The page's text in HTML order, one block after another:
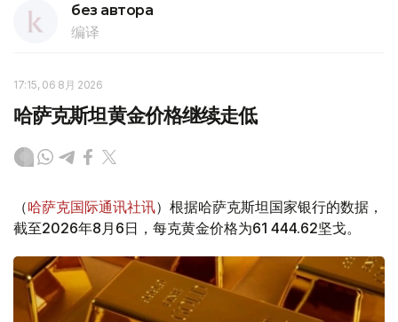
без автора
编译
17:15, 06 8月 2026
哈萨克斯坦黄金价格继续走低
（哈萨克国际通讯社讯）根据哈萨克斯坦国家银行的数据，
截至2026年8月6日，每克黄金价格为61 444.62坚戈。